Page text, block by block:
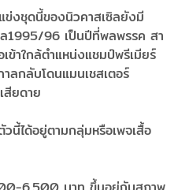
ข่งชุดนี้ของนิวคาสเซิลยังมี
ล1995/96 เป็นปีที่พลพรรค สา
ข้าใกล้ตำแหน่งแชมป์พรีเมียร์
ลกลับโดนแมนเชสเตอร์
สียดาย
วนี้ได้อยู่ตามกลุ่มหรือเพจเสื้อ